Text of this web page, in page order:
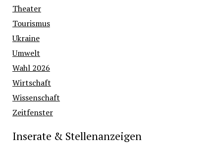
Theater
Tourismus
Ukraine
Umwelt
Wahl 2026
Wirtschaft
Wissenschaft
Zeitfenster
Inserate & Stellenanzeigen